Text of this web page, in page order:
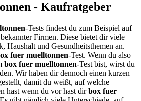
- Kaufratgeber
-Tests findest du zum Beispiel auf
Firmen. Diese bietet dir viele
Haushalt und Gesundheitsthemen an.
fuer muelltonnen-Test. Wenn du also
box fuer muelltonnen-Test bist, wirst du
Wir haben dir dennoch einen kurzen
damit du weißt, auf welche
hast wenn du vor hast dirbox fuer